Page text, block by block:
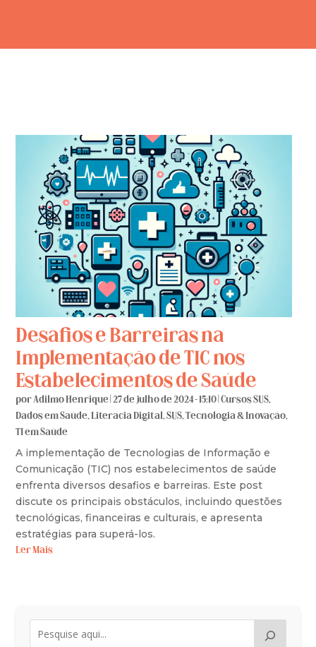
Desafios e Barreiras na
Implementação de TIC nos
Estabelecimentos de Saúde
porAdilmo Henrique |27 de julho de 2024 - 15:10 |Cursos SUS,
Dados em Saúde,Literacia Digital,SUS,Tecnologia & Inovação,
TI em Saúde
A implementação de Tecnologias de Informação e
Comunicação (TIC) nos estabelecimentos de saúde
enfrenta diversos desafios e barreiras. Este post
discute os principais obstáculos, incluindo questões
tecnológicas, financeiras e culturais, e apresenta
estratégias para superá-los.
Ler Mais